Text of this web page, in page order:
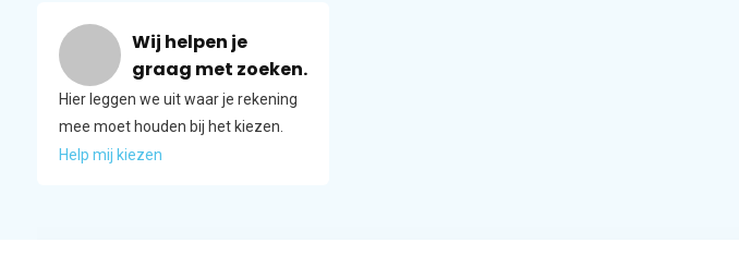
Wij helpen je
graag met zoeken.
Hier leggen we uit waar je rekening
mee moet houden bij het kiezen.
Help mij kiezen